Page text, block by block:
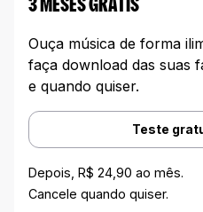
3 MESES GRATIS
Ouça música de forma
faça download das suas
e quando quiser.
Teste
Depois, R$ 24,90 ao mês.
Cancele quando quiser.